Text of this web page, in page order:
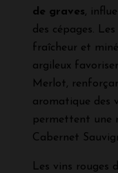
de graves,
des cépages.
fraîcheur et
argileux
Merlot,
aromatique des
permettent une
Cabernet
Les vins rouges